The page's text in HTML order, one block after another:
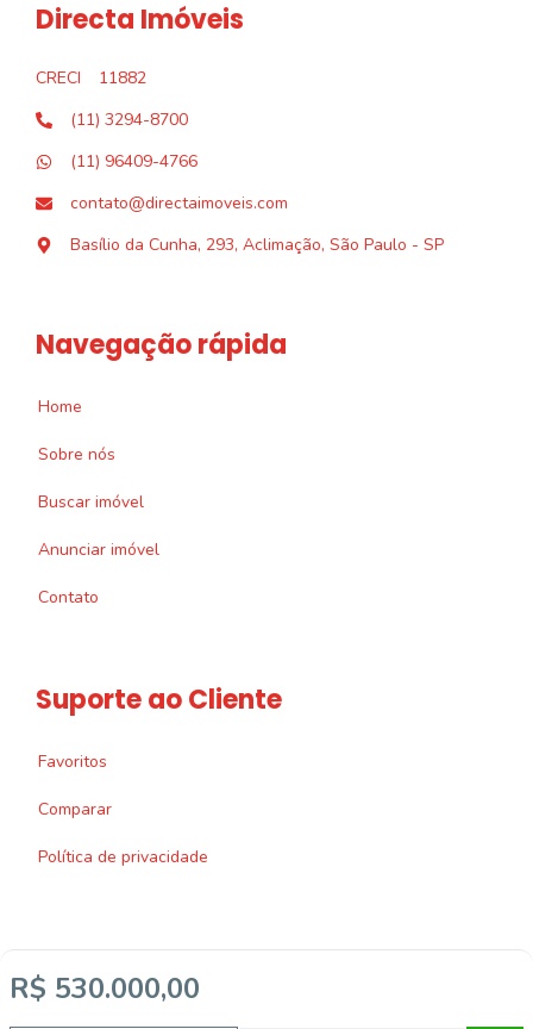
R$ 530.000,00
Directa Imóveis
CRECI
11882
(11) 3294-8700
(11) 96409-4766
contato@directaimoveis.com
Basílio da Cunha, 293, Aclimação, São Paulo - SP
Navegação rápida
Home
Sobre nós
Buscar imóvel
Anunciar imóvel
Contato
Suporte ao Cliente
Favoritos
Comparar
Política de privacidade
Imobiliária Certificada: